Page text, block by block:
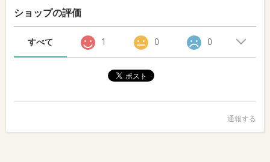
ショップの評価
すべて 1 0 0
通報する